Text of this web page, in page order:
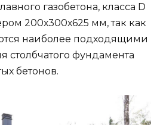
газобетона, класса D
200х300х625 мм, так как
наиболее подходящими
столбчатого фундамента
бетонов.